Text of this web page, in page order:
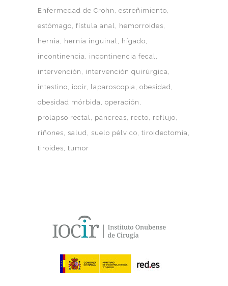
Enfermedad de Crohn
estreñimiento
estómago fístula anal
hemorroides
hernia
hernia inguinal
hígado
incontinencia
incontinencia fecal
intervención
intervención quirúrgica
intestino
iocir laparoscopia obesidad
obesidad mórbida operación
prolapso rectal
páncreas recto
reflujo
riñones
salud suelo pélvico tiroidectomía
tiroides tumor